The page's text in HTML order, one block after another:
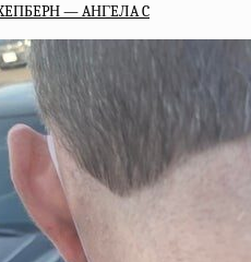
— AНГEЛA C